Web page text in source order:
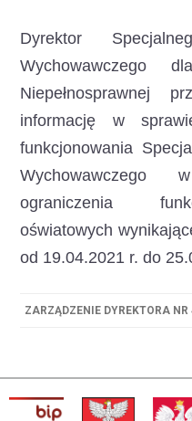
Dyrektor
Wychowawczego
Niepełnosprawnej
informację w
funkcjonowania
Wychowawczego
ograniczenia
oświatowych
od 19.04.2021 r. do
ZARZĄDZENIE DYREKTORA